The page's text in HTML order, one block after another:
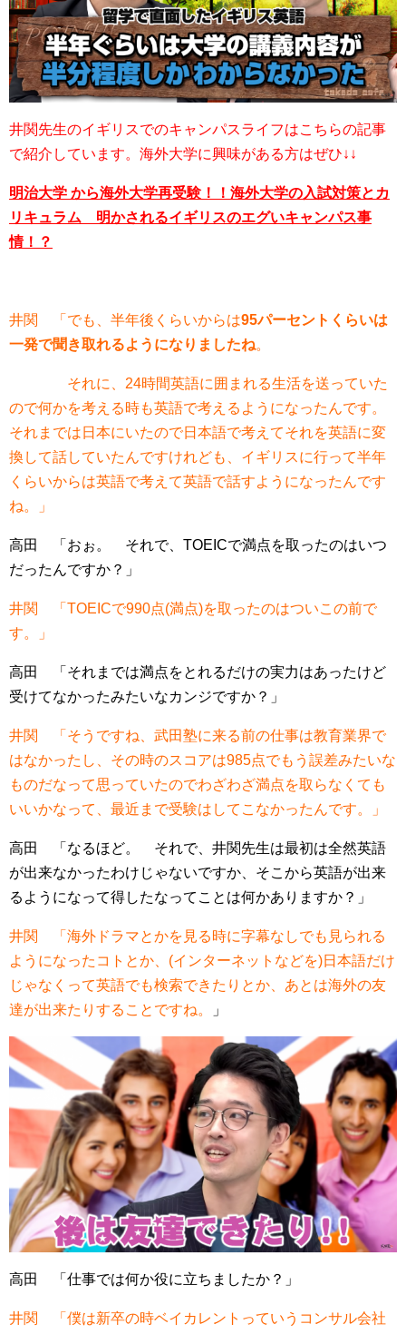
井関先生のイギリスでのキャンパスライフはこちらの記事
で紹介しています。海外大学に興味がある方はぜひ↓↓
明治大学 から海外大学再受験！！海外大学の入試対策とカ
リキュラム 明かされるイギリスのエグいキャンパス事
情！？
井関 「でも、半年後くらいからは95パーセントくらいは
一発で聞き取れるようになりましたね。
それに、24時間英語に囲まれる生活を送っていた
ので何かを考える時も英語で考えるようになったんです。
それまでは日本にいたので日本語で考えてそれを英語に変
換して話していたんですけれども、イギリスに行って半年
くらいからは英語で考えて英語で話すようになったんです
ね。」
高田 「おぉ。 それで、TOEICで満点を取ったのはいつ
だったんですか？」
井関 「TOEICで990点(満点)を取ったのはついこの前で
す。」
高田 「それまでは満点をとれるだけの実力はあったけど
受けてなかったみたいなカンジですか？」
井関 「そうですね、武田塾に来る前の仕事は教育業界で
はなかったし、その時のスコアは985点でもう誤差みたいな
ものだなって思っていたのでわざわざ満点を取らなくても
いいかなって、最近まで受験はしてこなかったんです。」
高田 「なるほど。 それで、井関先生は最初は全然英語
が出来なかったわけじゃないですか、そこから英語が出来
るようになって得したなってことは何かありますか？」
井関 「海外ドラマとかを見る時に字幕なしでも見られる
ようになったコトとか、(インターネットなどを)日本語だけ
じゃなくって英語でも検索できたりとか、あとは海外の友
達が出来たりすることですね。
」
高田 「仕事では何か役に立ちましたか？」
井関 「僕は新卒の時ベイカレントっていうコンサル会社